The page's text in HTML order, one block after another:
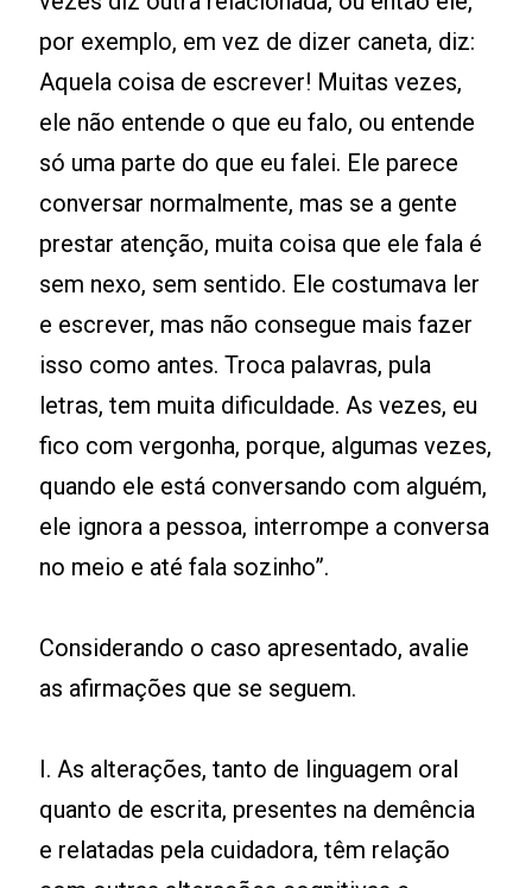
por exemplo, em vez de dizer caneta, diz:
Aquela coisa de escrever! Muitas vezes,
ele não entende o que eu falo, ou entende
só uma parte do que eu falei. Ele parece
conversar normalmente, mas se a gente
prestar atenção, muita coisa que ele fala é
sem nexo, sem sentido. Ele costumava ler
e escrever, mas não consegue mais fazer
isso como antes. Troca palavras, pula
letras, tem muita dificuldade. As vezes, eu
fico com vergonha, porque, algumas vezes,
quando ele está conversando com alguém,
ele ignora a pessoa, interrompe a conversa
no meio e até fala sozinho”.
Considerando o caso apresentado, avalie
as afirmações que se seguem.
I. As alterações, tanto de linguagem oral
quanto de escrita, presentes na demência
e relatadas pela cuidadora, têm relação